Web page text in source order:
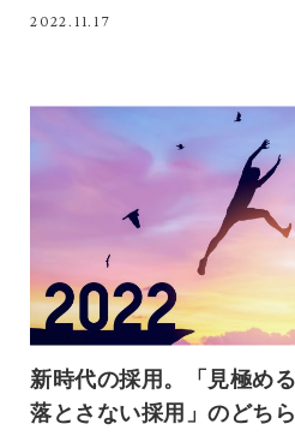
2022.11.17
新時代の採用。「見極め
落とさない採用」のどち